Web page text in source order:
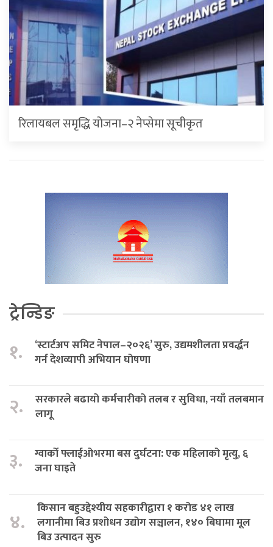
रिलायबल समृद्धि योजना–२ नेप्सेमा सूचीकृत
ट्रेन्डिङ
१.
‘स्टार्टअप समिट नेपाल–२०२६’ सुरु, उद्यमशीलता प्रवर्द्धन
गर्न देशव्यापी अभियान घोषणा
२.
सरकारले बढायो कर्मचारीको तलब र सुविधा, नयाँ तलबमान
लागू
३.
ग्वार्को फ्लाईओभरमा बस दुर्घटना: एक महिलाको मृत्यु, ६
जना घाइते
४.
किसान बहुउद्देश्यीय सहकारीद्वारा १ करोड ४१ लाख
लगानीमा बिउ प्रशोधन उद्योग सञ्चालन, १४० बिघामा मूल
बिउ उत्पादन सुरु